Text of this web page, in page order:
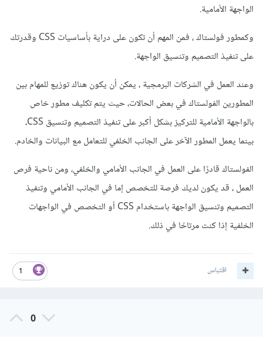
الواجهة الأمامية.
وكمطور فولستاك ، فمن المهم أن تكون على دراية بأساسيات CSS وقدرتك
على تنفيذ التصميم وتنسيق الواجهة.
وعند العمل في الشركات البرمجية ، يمكن أن يكون هناك توزيع للمهام بين
المطورين الفولستاك في بعض الحالات، حيث يتم تكليف مطور خاص
بالواجهة الأمامية للتركيز بشكل أكبر على تنفيذ التصميم وتنسيق CSS،
بينما يعمل المطور الآخر على الجانب الخلفي للتعامل مع البيانات والخادم.
الفولستاك قادرًا على العمل في الجانب الأمامي والخلفي، ومن ناحية فرص
العمل ، قد يكون لديك فرصة للتخصص إما في الجانب الأمامي وتنفيذ
التصميم وتنسيق الواجهة باستخدام CSS أو التخصص في الواجهات
الخلفية إذا كنت مرتاحًا في ذلك.
1 اقتباس
0